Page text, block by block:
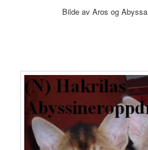
Bilde av Aros og